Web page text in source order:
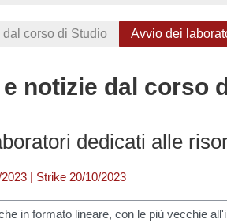
corso di Studio Avvio dei
notizie dal corso
dedicati alle
| Strike 20/10/2023